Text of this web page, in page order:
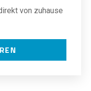
von zuhause